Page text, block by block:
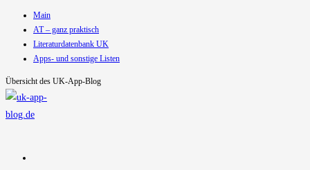
Inhalt
springen
Main
AT – ganz praktisch
Literaturdatenbank UK
Apps- und sonstige Listen
Übersicht des UK-App-Blog